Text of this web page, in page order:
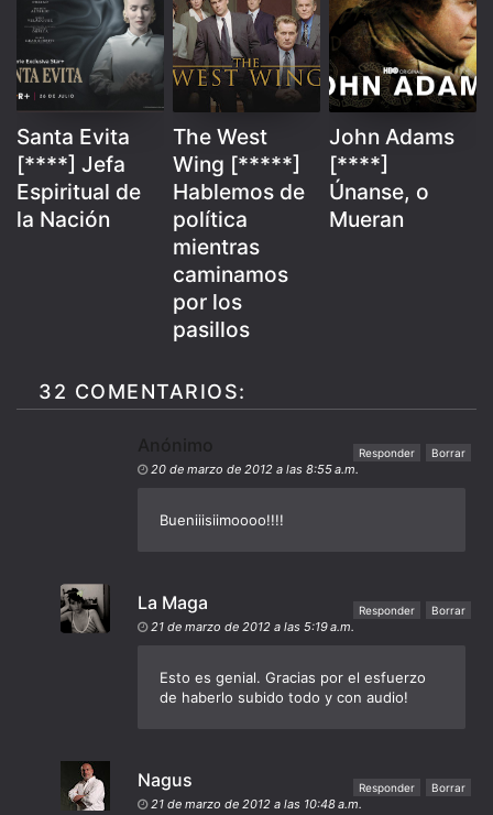
Santa Evita
[****] Jefa
Espiritual de
la Nación
The West
Wing [*****]
Hablemos de
política
mientras
caminamos
por los
pasillos
John Adams
[****]
Únanse, o
Mueran
32 COMENTARIOS:
Anónimo
20 de marzo de 2012 a las 8:55 a.m.
Bueniiisiimoooo!!!!
Responder Borrar
La Maga
21 de marzo de 2012 a las 5:19 a.m.
Esto es genial. Gracias por el esfuerzo
de haberlo subido todo y con audio!
Responder Borrar
Nagus
21 de marzo de 2012 a las 10:48 a.m.
Responder Borrar